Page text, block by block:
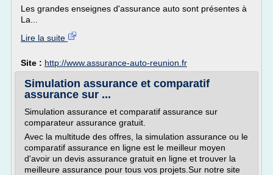
Les grandes enseignes d'assurance auto sont présentes à
La...
Lire la suite
Site : http://www.assurance-auto-reunion.fr
Simulation assurance et comparatif
assurance sur ...
Simulation assurance et comparatif assurance sur
comparateur assurance gratuit.
Avec la multitude des offres, la simulation assurance ou le
comparatif assurance en ligne est le meilleur moyen
d'avoir un devis assurance gratuit en ligne et trouver la
meilleure assurance pour tous vos projets.Sur notre site